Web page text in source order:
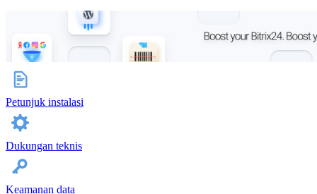
Petunjuk instalasi
Dukungan teknis
Keamanan data